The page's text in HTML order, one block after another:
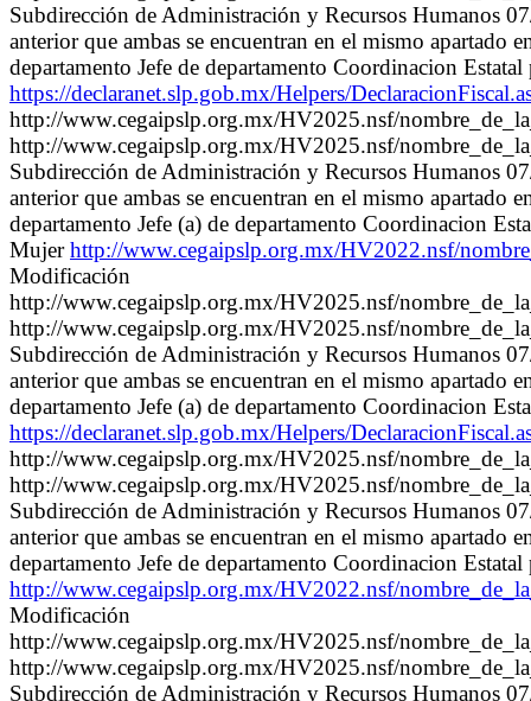
Subdirección de Administración y Recursos Humanos
anterior que ambas se encuentran en el mismo
departamento Jefe de departamento Coordinacion
https://declaranet.slp.gob.mx/Helpers/
http://www.cegaipslp.org.mx/HV2025.nsf/
http://www.cegaipslp.org.mx/HV2025.nsf/
Subdirección de Administración y Recursos Humanos
anterior que ambas se encuentran en el mismo
departamento Jefe (a) de departamento Coordinacion
Mujerhttp://www.cegaipslp.org.mx/HV2022.nsf/
Modificación
http://www.cegaipslp.org.mx/HV2025.nsf/
http://www.cegaipslp.org.mx/HV2025.nsf/
Subdirección de Administración y Recursos Humanos
anterior que ambas se encuentran en el mismo
departamento Jefe (a) de departamento Coordinacion
https://declaranet.slp.gob.mx/Helpers/
http://www.cegaipslp.org.mx/HV2025.nsf/
http://www.cegaipslp.org.mx/HV2025.nsf/
Subdirección de Administración y Recursos Humanos
anterior que ambas se encuentran en el mismo
departamento Jefe de departamento Coordinacion
http://www.cegaipslp.org.mx/HV2022.nsf/
Modificación
http://www.cegaipslp.org.mx/HV2025.nsf/
http://www.cegaipslp.org.mx/HV2025.nsf/
Subdirección de Administración y Recursos Humanos